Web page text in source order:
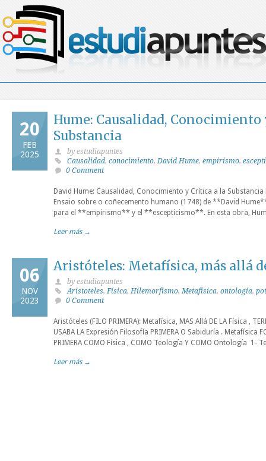
20
FEB
2025
Hume: Causalidad,
Substancia
by estudiapuntes
Causalidad, conocimiento,David Hume, empirismo,
0 Comment
David Hume: Causalidad, Conocimiento y Crítica a la
Ensaio sobre o coñecemento humano (1748) de **David
para el **empirismo** y el **escepticismo**. En esta obra,
Leer más →
06
NOV
2023
Aristóteles: Metafísica, más allá
by estudiapuntes
Aristoteles,Física,Hilemorfismo,Metafísica, ontología,
0 Comment
Aristóteles (FILO PRIMERA): Metafísica, MAS Allá DE LA Física ,
USABA LA Expresión Filosofía PRIMERA O Sabiduría . Metafísica
PRIMERA COMO Física , COMO Teología Y COMO Ontología 1-
Leer más →